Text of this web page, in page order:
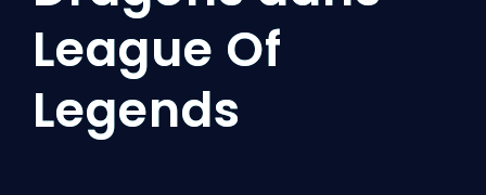
League Of
Legends